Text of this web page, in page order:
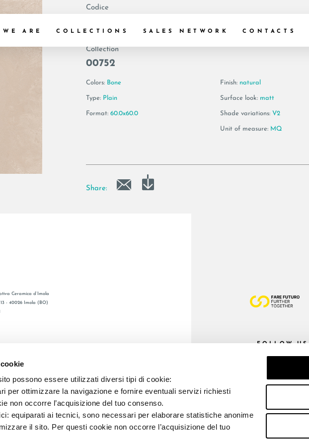
possono essere utilizzati diversi tipi di cookie:
per ottimizzare la navigazione e fornire eventuali servizi richiesti
non occorre l’acquisizione del tuo consenso.
equiparati ai tecnici, sono necessari per elaborare statistiche anonime
il sito. Per questi cookie non occorre l’acquisizione del tuo
WE ARE COLLECTIONS SALES NETWORK CONTACTS
Codice
Collection
00752
Colors: Bone
Type: Plain
Format: 60.0x60.0
Finish: natural
Surface look: matt
Shade variations: V2
Unit of measure: MQ
Share:
Ceramica d’Imola
- 40026 Imola (BO)
FOLLOW US
E REG. IMPR. BO 00286900378 R.E.A. BO 5545